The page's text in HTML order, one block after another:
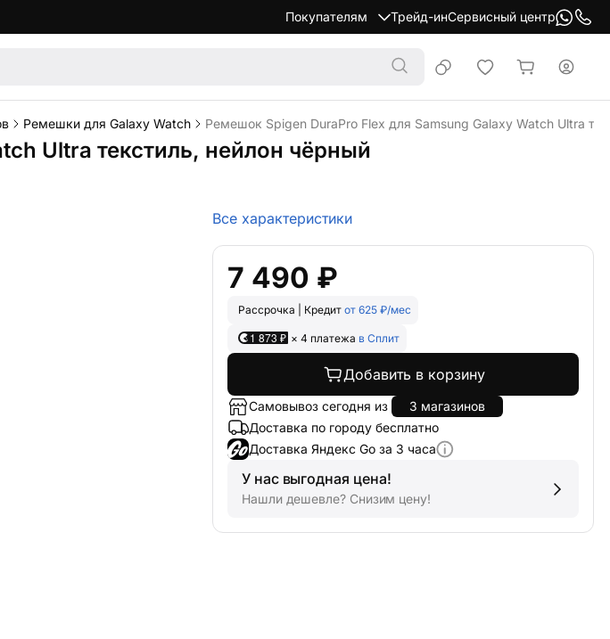
Покупателям Трейд-инСервисный центр
Ремешки для Galaxy Watch Ремешок Spigen DuraPro Flex для Samsung Galaxy Watch Ultra
Ultra текстиль, нейлон чёрный
Все характеристики
7 490 ₽
Рассрочка | Кредит от 625 ₽/мес
1 873 ₽ × 4 платежа в Сплит
Добавить в корзину
Самовывоз сегодня из
3 магазинов
Доставка по городу бесплатно
Доставка Яндекс Go за 3 часа
У нас выгодная цена!
Нашли дешевле? Снизим цену!